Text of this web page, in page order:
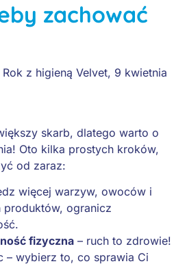
zachować
z higieną Velvet, 9 kwietnia
skarb, dlatego warto o
Oto kilka prostych kroków,
od zaraz:
więcej warzyw, owoców i
produktów, ogranicz
fizyczna – ruch to zdrowie!
– wybierz to, co sprawia Ci